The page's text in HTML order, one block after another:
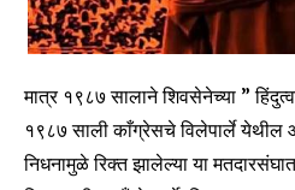
मात्र १९८७ सालाने शिवसेनेच्या ”
१९८७ साली काँग्रेसचे विलेपार्ले येथील
निधनामुळे रिक्त झालेल्या या